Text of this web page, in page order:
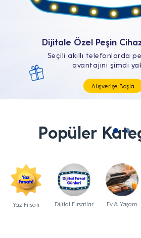
Tüm Teknolojik
Popüler
Yaz Fırsatı Dijital Fırsatlar Ev & Yaşam